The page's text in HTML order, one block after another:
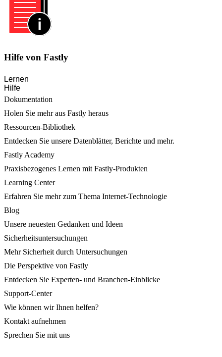
Hilfe von Fastly
Lernen
Hilfe
Dokumentation
Holen Sie mehr aus Fastly heraus
Ressourcen-Bibliothek
Entdecken Sie unsere Datenblätter, Berichte und mehr.
Fastly Academy
Praxisbezogenes Lernen mit Fastly-Produkten
Learning Center
Erfahren Sie mehr zum Thema Internet-Technologie
Blog
Unsere neuesten Gedanken und Ideen
Sicherheitsuntersuchungen
Mehr Sicherheit durch Untersuchungen
Die Perspektive von Fastly
Entdecken Sie Experten- und Branchen-Einblicke
Support-Center
Wie können wir Ihnen helfen?
Kontakt aufnehmen
Sprechen Sie mit uns